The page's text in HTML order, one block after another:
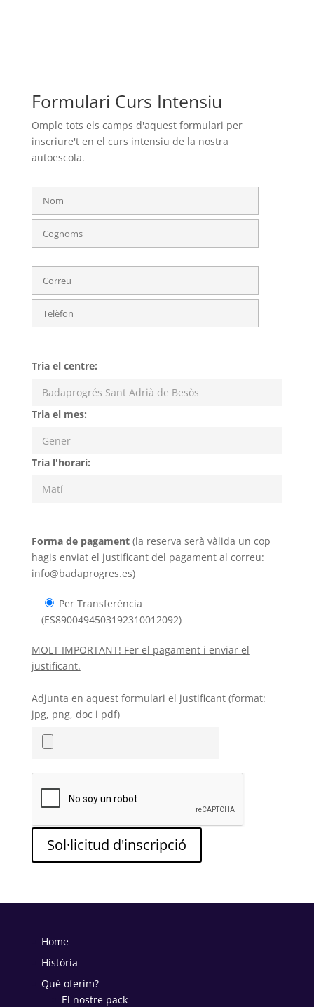
Formulari Curs Intensiu
Omple tots els camps d'aquest formulari per
inscriure't en el curs intensiu de la nostra
autoescola.
Tria el centre:
Tria el mes:
Tria l'horari:
Forma de pagament(la reserva serà vàlida un cop
hagis enviat el justificant del pagament al correu:
info@badaprogres.es)
Per Transferència
(ES8900494503192310012092)
MOLT IMPORTANT! Fer el pagament i enviar el
justificant.
Adjunta en aquest formulari el justificant (format:
jpg, png, doc i pdf)
Sol·licitud d'inscripció
Home
Història
Què oferim?
El nostre pack